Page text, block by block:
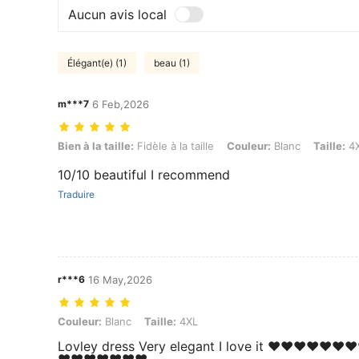
Aucun avis local
Élégant(e) (1) beau (1)
m***7 6 Feb,2026
Bien à la taille: Fidèle à la taille, Couleur: Blanc, Taille: 4XL
Bien à la taille: Fidèle à la taille Couleur: Blanc Taille:
10/10 beautiful I recommend
Traduire
r***6 16 May,2026
Couleur: Blanc, Taille: 4XL
Couleur: Blanc Taille: 4XL
Lovley dress Very elegant I love it